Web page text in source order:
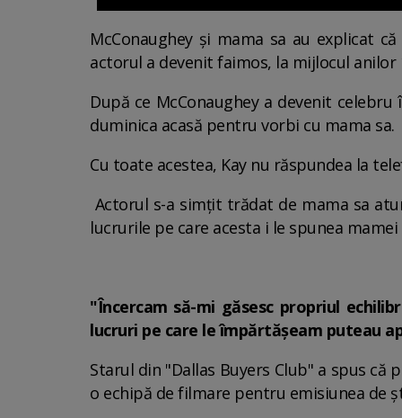
McConaughey și mama sa au explicat
actorul a devenit faimos, la mijlocul anilor
După ce McConaughey a devenit
duminica acasă pentru vorbi cu mama sa.
Cu toate acestea, Kay nu răspundea la
Actorul s-a simțit trădat de mama sa
lucrurile pe care acesta i le spunea
"Încercam să-mi găsesc propriul
lucruri pe care le împărtășeam puteau
Starul din "Dallas Buyers Club" a spus
o echipă de filmare pentru emisiunea de